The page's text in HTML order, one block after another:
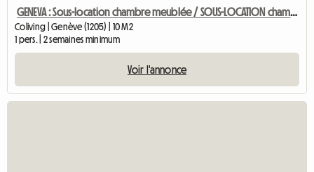
GENEVA : Sous-location chambre meublée / SOUS-LOCATION chambre meublée
Coliving | Genève (1205) | 10 M2
1 pers. | 2 semaines minimum
Voir l'annonce